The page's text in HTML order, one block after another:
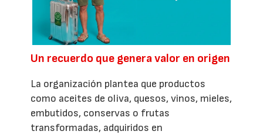
Un recuerdo que genera valor en origen
La organización plantea que productos
como aceites de oliva, quesos, vinos, mieles,
embutidos, conservas o frutas
transformadas, adquiridos en